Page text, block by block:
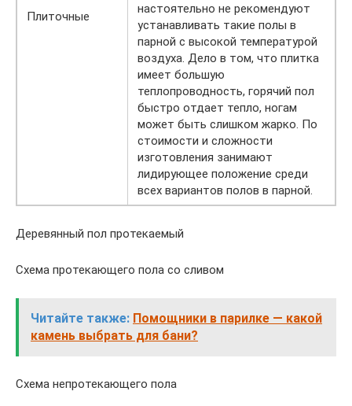
Плиточные
настоятельно не рекомендуют
устанавливать такие полы в
парной с высокой температурой
воздуха. Дело в том, что плитка
имеет большую
теплопроводность, горячий пол
быстро отдает тепло, ногам
может быть слишком жарко. По
стоимости и сложности
изготовления занимают
лидирующее положение среди
всех вариантов полов в парной.
Деревянный пол протекаемый
Схема протекающего пола со сливом
Читайте также: Помощники в парилке — какой
камень выбрать для бани?
Схема непротекающего пола